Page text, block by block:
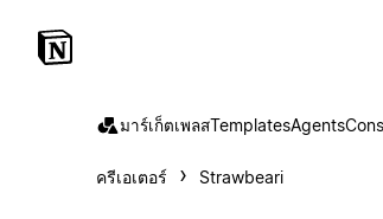
มาร์เก็ตเพลสTemplatesAgents
ครีเอเตอร์ Strawbeari